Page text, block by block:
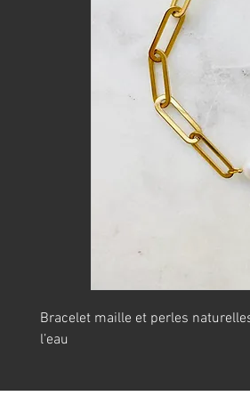
Bracelet maille et perles
l’eau